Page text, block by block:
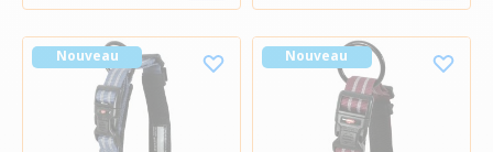
Nouveau Nouveau